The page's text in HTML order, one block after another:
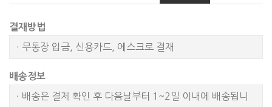
결재방법
ㆍ무통장 입금, 신용카드, 에스크로 결재
배송정보
ㆍ배송은 결제 확인 후 다음날부터 1~2일 이내에 배송됩니